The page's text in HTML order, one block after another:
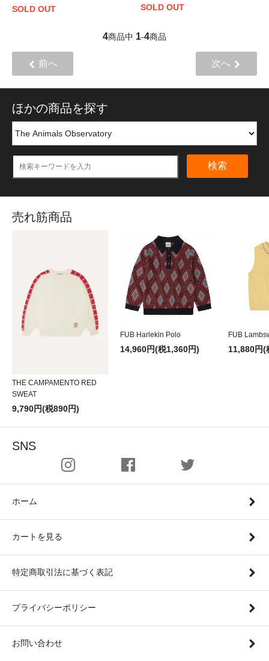
SOLD OUT
SOLD OUT
4商品中 1-4商品
前へ 次へ
ほかの商品を探す
検索
売れ筋商品
THE CAMPAMENTO RED
SWEAT
9,790円(税890円)
FUB Harlekin Polo
14,960円(税1,360円)
FUB
11,880円(
SNS
ホーム
カートを見る
特定商取引法に基づく表記
プライバシーポリシー
お問い合わせ